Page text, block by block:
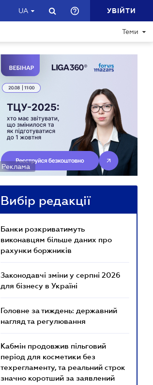
UA УВІЙТИ
Теми
Реклама
Вибір редакції
Банки розкриватимуть
виконавцям більше даних про
рахунки боржників
Законодавчі зміни у серпні 2026
для бізнесу в Україні
Головне за тиждень: державний
нагляд та регулювання
Кабмін продовжив пільговий
період для косметики без
техрегламенту, та реальний строк
значно коротший за заявлений